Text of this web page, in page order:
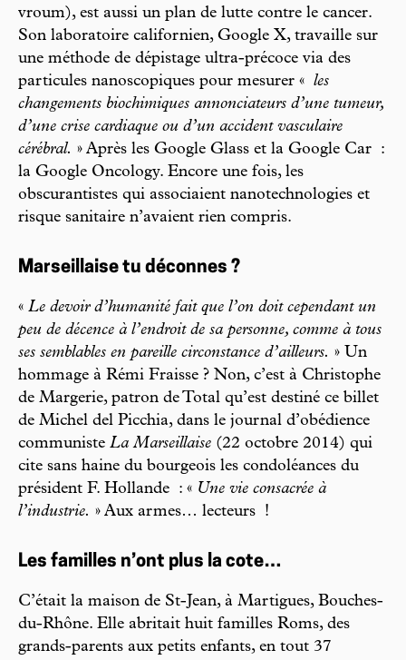
vroum), est aussi un plan de lutte contre le cancer.
Son laboratoire californien, Google X, travaille sur
une méthode de dépistage ultra-précoce via des
particules nanoscopiques pour mesurer « les
changements biochimiques annonciateurs d’une tumeur,
d’une crise cardiaque ou d’un accident vasculaire
cérébral. » Après les Google Glass et la Google Car :
la Google Oncology. Encore une fois, les
obscurantistes qui associaient nanotechnologies et
risque sanitaire n’avaient rien compris.
Marseillaise tu déconnes ?
« Le devoir d’humanité fait que l’on doit cependant un
peu de décence à l’endroit de sa personne, comme à tous
ses semblables en pareille circonstance d’ailleurs. » Un
hommage à Rémi Fraisse ? Non, c’est à Christophe
de Margerie, patron de Total qu’est destiné ce billet
de Michel del Picchia, dans le journal d’obédience
communiste La Marseillaise (22 octobre 2014) qui
cite sans haine du bourgeois les condoléances du
président F. Hollande : « Une vie consacrée à
l’industrie. » Aux armes… lecteurs !
Les familles n’ont plus la cote…
C’était la maison de St-Jean, à Martigues, Bouches-
du-Rhône. Elle abritait huit familles Roms, des
grands-parents aux petits enfants, en tout 37